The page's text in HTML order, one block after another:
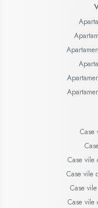
Case
Case vile
Case vile
Case
Case vile